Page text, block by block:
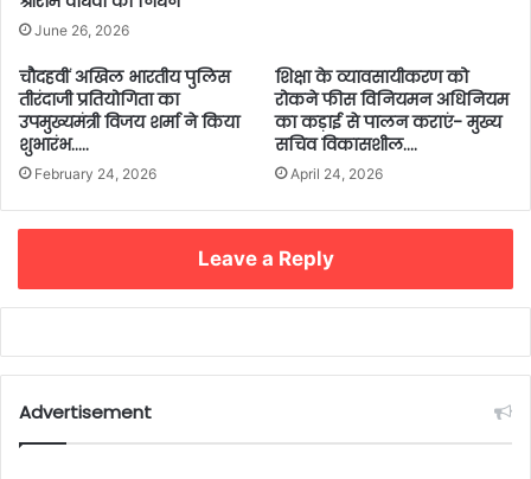
June 26, 2026
चौदहवीं अखिल भारतीय पुलिस
तीरंदाजी प्रतियोगिता का
उपमुख्यमंत्री विजय शर्मा ने किया
शुभारंभ…..
February 24, 2026
शिक्षा के व्यावसायीकरण को
रोकने फीस विनियमन अधिनियम
का कड़ाई से पालन कराएं- मुख्य
सचिव विकासशील….
April 24, 2026
Leave a Reply
Advertisement